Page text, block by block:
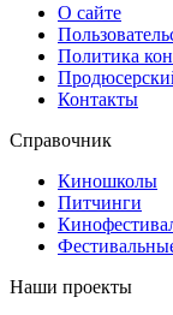
О сайте
Политика
Контакты
Справочник
Киношколы
Питчинги
Наши проекты